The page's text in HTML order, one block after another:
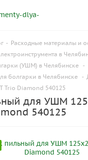
- Расходные материалы и
в
(УШМ) в Челябинске -
болгарки в Челябинске -
Trio Diamond 540125
для УШМ
540125